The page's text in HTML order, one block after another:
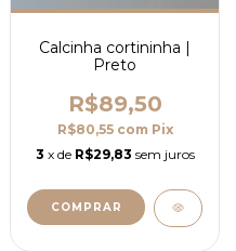
Calcinha cortininha |
Preto
R$89,50
R$80,55 com Pix
3 x de R$29,83 sem juros
COMPRAR